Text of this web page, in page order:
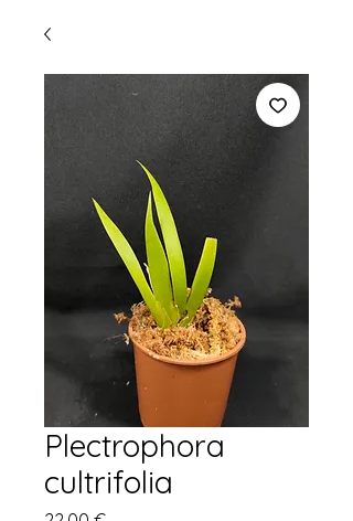
Plectrophora
cultrifolia